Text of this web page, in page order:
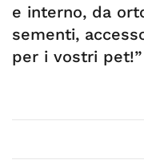
e interno, da
sementi,
per i vostri pet!”